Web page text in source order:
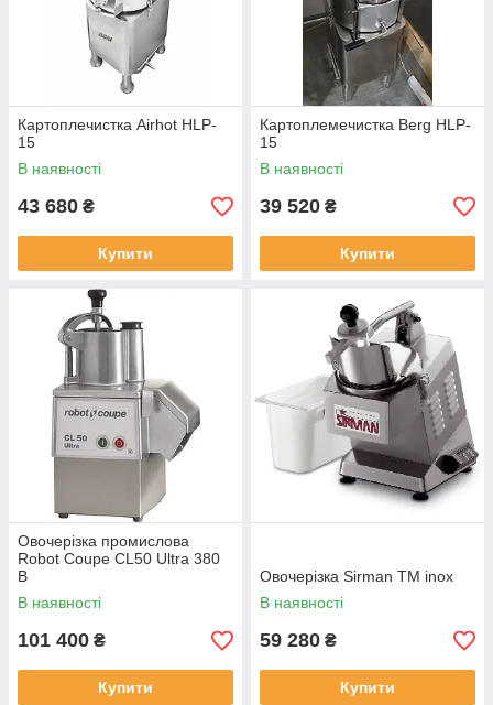
Картоплечистка Airhot HLP-
15
В наявності
43 680 ₴
Купити
Картоплемечистка Berg HLP-
15
В наявності
39 520 ₴
Купити
Овочерізка промислова
Robot Coupe CL50 Ultra 380
В
В наявності
101 400 ₴
Купити
Овочерізка Sirman TM inox
В наявності
59 280 ₴
Купити